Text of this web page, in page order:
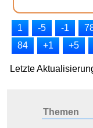
1 -5 -1
84
+1 +5
Letzte
Themen